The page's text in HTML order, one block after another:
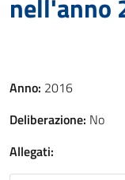
nell'anno
Anno: 2016
Deliberazione: No
Allegati: